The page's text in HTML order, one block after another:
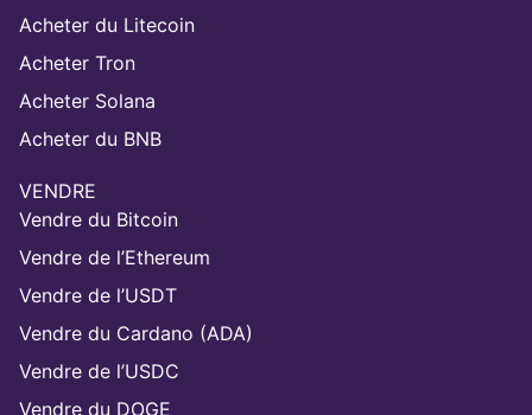
Acheter du Litecoin
Acheter Tron
Acheter Solana
Acheter du BNB
VENDRE
Vendre du Bitcoin
Vendre de l’Ethereum
Vendre de l’USDT
Vendre du Cardano (ADA)
Vendre de l’USDC
Vendre du DOGE